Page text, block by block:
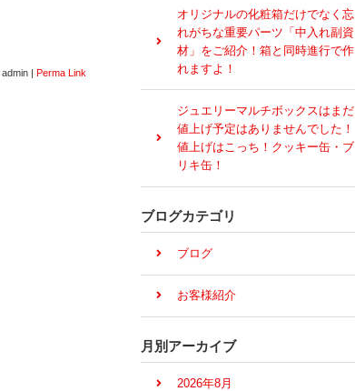
admin | Perma Link
オリジナルの化粧箱だけでなく忘
れがちな重要パーツ「中入れ副資
材」をご紹介！箱と同時進行で作
れますよ！
ジュエリーマルチボックスはまだ
値上げ予定はありませんでした！
値上げはこっち！クッキー缶・ブ
リキ缶！
ブログカテゴリ
ブログ
お客様紹介
月別アーカイブ
2026年8月